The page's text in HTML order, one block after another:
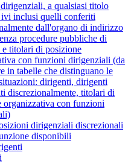
a qualsiasi titolo
inclusi quelli conferiti
dall'organo di indirizzo
procedure pubbliche di
e titolari di posizione
con funzioni dirigenziali (da
in tabelle che distinguano le
dirigenti, dirigenti
discrezionalmente, titolari di
organizzativa con funzioni
dirigenziali discrezionali
disponibili